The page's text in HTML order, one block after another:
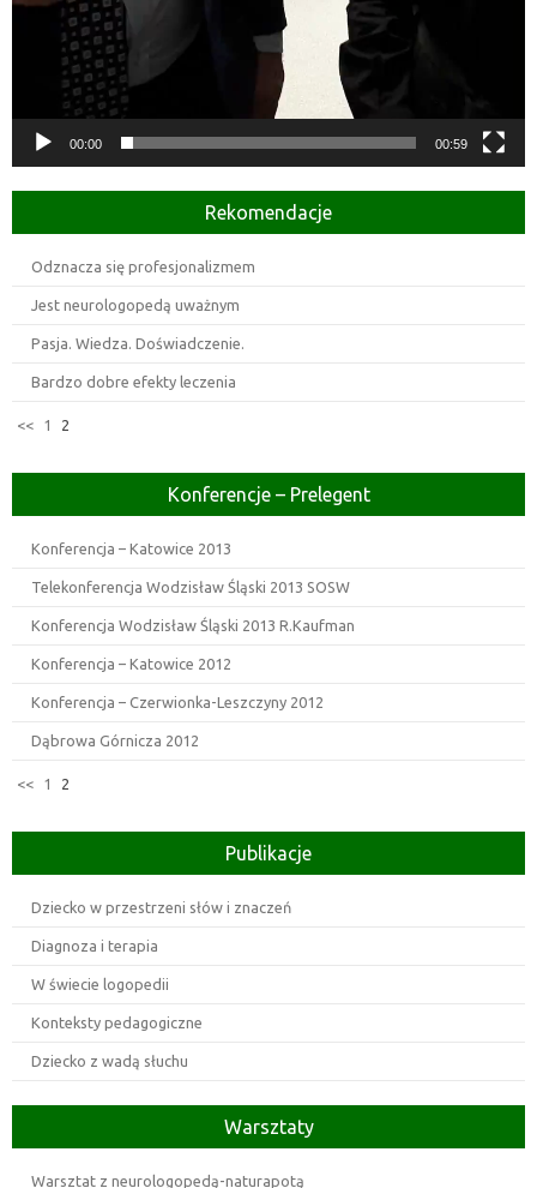
00:00 00:59
Rekomendacje
Odznacza się profesjonalizmem
Jest neurologopedą uważnym
Pasja. Wiedza. Doświadczenie.
Bardzo dobre efekty leczenia
<< 1 2
Konferencje – Prelegent
Konferencja – Katowice 2013
Telekonferencja Wodzisław Śląski 2013 SOSW
Konferencja Wodzisław Śląski 2013 R.Kaufman
Konferencja – Katowice 2012
Konferencja – Czerwionka-Leszczyny 2012
Dąbrowa Górnicza 2012
<< 1 2
Publikacje
Dziecko w przestrzeni słów i znaczeń
Diagnoza i terapia
W świecie logopedii
Konteksty pedagogiczne
Dziecko z wadą słuchu
Warsztaty
Warsztat z neurologopedą-naturapotą